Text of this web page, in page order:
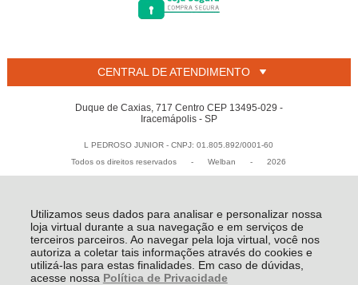
Utilizamos seus dados para analisar e personalizar nossa
loja virtual durante a sua navegação e em serviços de
terceiros parceiros. Ao navegar pela loja virtual, você nos
autoriza a coletar tais informações através do cookies e
utilizá-las para estas finalidades. Em caso de dúvidas,
acesse nossa Política de Privacidade
CENTRAL DE ATENDIMENTO
Duque de Caxias, 717 Centro CEP 13495-029 -
Iracemápolis - SP
L PEDROSO JUNIOR - CNPJ: 01.805.892/0001-60
Todos os direitos reservados
- Welban - 2026